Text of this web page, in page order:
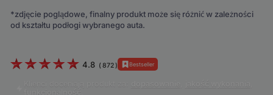
*zdjęcie poglądowe, finalny produkt może się różnić w zależności
od kształtu podłogi wybranego auta.
4.8 ( 872) Bestseller
Klienci doceniają produkt za: dopasowanie